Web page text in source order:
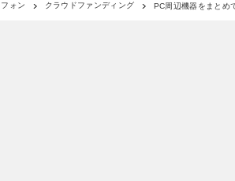
ォン クラウドファンディング PC周辺機器をまとめ